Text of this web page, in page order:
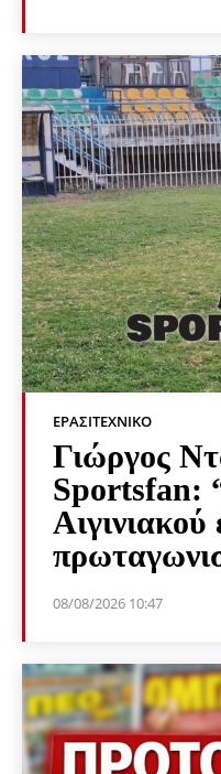
ΕΡΑΣΙΤΕΧΝΙΚΟ
Γιώργος
Sportsfan:
Αιγινιακού
08/08/2026 10:47